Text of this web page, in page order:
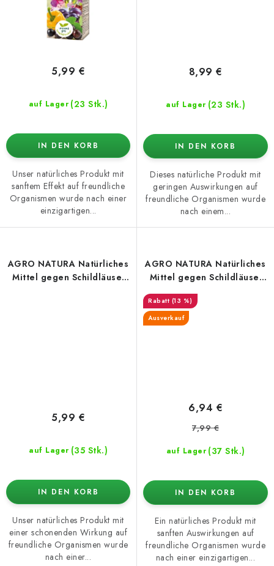
auf Lager (23 Stk.)
5,99 €
IN DEN KORB
Unser natürliches Produkt mit
sanftem Effekt auf freundliche
Organismen wurde nach einer
einzigartigen...
auf Lager (23 Stk.)
8,99 €
IN DEN KORB
Dieses natürliche Produkt mit
geringen Auswirkungen auf
freundliche Organismen wurde
nach einem...
AGRO NATURA Natürliches
Mittel gegen Schildläuse,
auf Lager (35 Stk.)
5,99 €
IN DEN KORB
Unser natürliches Produkt mit
einer schonenden Wirkung auf
freundliche Organismen wurde
nach einer...
AGRO NATURA Natürliches
Mittel gegen Schildläuse,
500 ml, RTD-Sprüher
(13 %)
Ausverkauf
auf Lager (37 Stk.)
6,94 €
7,99 €
IN DEN KORB
Ein natürliches Produkt mit
sanften Auswirkungen auf
freundliche Organismen wurde
nach einer einzigartigen...